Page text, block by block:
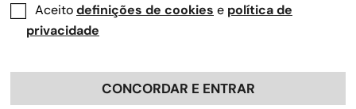
Adam Parsons
Adam Parsons
Aceitodefinições de cookies e política de
privacidade
CONCORDAR E ENTRAR